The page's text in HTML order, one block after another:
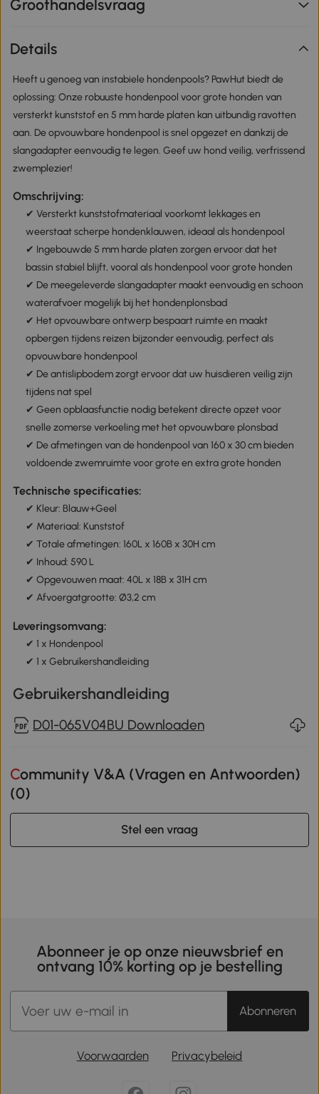
Groothandelsvraag
Details
Heeft u genoeg van instabiele hondenpools? PawHut biedt de
oplossing: Onze robuuste hondenpool voor grote honden van
versterkt kunststof en 5 mm harde platen kan uitbundig ravotten
aan. De opvouwbare hondenpool is snel opgezet en dankzij de
slangadapter eenvoudig te legen. Geef uw hond veilig, verfrissend
zwemplezier!
Omschrijving:
✔ Versterkt kunststofmateriaal voorkomt lekkages en
weerstaat scherpe hondenklauwen, ideaal als hondenpool
✔ Ingebouwde 5 mm harde platen zorgen ervoor dat het
bassin stabiel blijft, vooral als hondenpool voor grote honden
✔ De meegeleverde slangadapter maakt eenvoudig en schoon
waterafvoer mogelijk bij het hondenplonsbad
✔ Het opvouwbare ontwerp bespaart ruimte en maakt
opbergen tijdens reizen bijzonder eenvoudig, perfect als
opvouwbare hondenpool
✔ De antislipbodem zorgt ervoor dat uw huisdieren veilig zijn
tijdens nat spel
✔ Geen opblaasfunctie nodig betekent directe opzet voor
snelle zomerse verkoeling met het opvouwbare plonsbad
✔ De afmetingen van de hondenpool van 160 x 30 cm bieden
voldoende zwemruimte voor grote en extra grote honden
Technische specificaties:
✔ Kleur: Blauw+Geel
✔ Materiaal: Kunststof
✔ Totale afmetingen: 160L x 160B x 30H cm
✔ Inhoud: 590 L
✔ Opgevouwen maat: 40L x 18B x 31H cm
✔ Afvoergatgrootte: Ø3,2 cm
Leveringsomvang:
✔ 1 x Hondenpool
✔ 1 x Gebruikershandleiding
Gebruikershandleiding
D01-065V04BU Downloaden
Community V&A (Vragen en Antwoorden)
(0)
Stel een vraag
Abonneer je op onze nieuwsbrief en
ontvang 10% korting op je bestelling
Abonneren
Voorwaarden Privacybeleid